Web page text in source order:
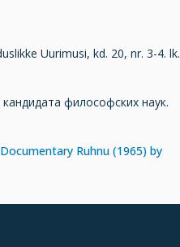
Uurimusi, kd. 20, nr. 3-4. lk.
философских наук.
Ruhnu (1965) by